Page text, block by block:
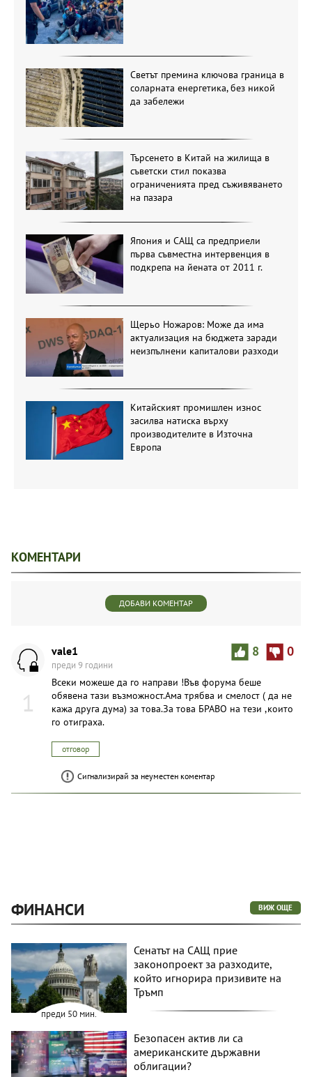
Светът премина ключова граница в
соларната енергетика, без никой
да забележи
Търсенето в Китай на жилища в
съветски стил показва
ограниченията пред съживяването
на пазара
Япония и САЩ са предприели
първа съвместна интервенция в
подкрепа на йената от 2011 г.
Щерьо Ножаров: Може да има
актуализация на бюджета заради
неизпълнени капиталови разходи
Китайският промишлен износ
засилва натиска върху
производителите в Източна
Европа
КОМЕНТАРИ
ДОБАВИ КОМЕНТАР
1
8 0
vale1
преди 9 години
Всеки можеше да го направи !Във форума беше
обявена тази възможност.Ама трябва и смелост ( да не
кажа друга дума) за това.За това БРАВО на тези ,които
го отиграха.
отговор
Сигнализирай за неуместен коментар
ФИНАНСИ ВИЖ ОЩЕ
преди 50 мин.
Сенатът на САЩ прие
законопроект за разходите,
който игнорира призивите на
Тръмп
Безопасен актив ли са
американските държавни
облигации?